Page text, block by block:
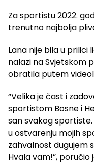
Za sportistu 2022.
trenutno najbolja
Lana nije bila u prilici
nalazi na Svjetskom
obratila putem
“Velika je čast i
sportistom Bosne i
san svakog
u ostvarenju mojih
zahvalnost dugujem
Hvala vam!”, poručio